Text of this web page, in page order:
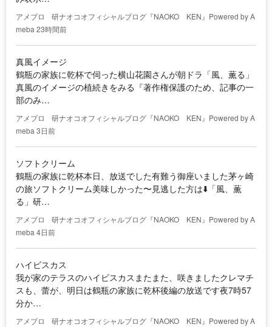
アメブロ
研ナオコオフィシャルブログ『NAOKO KEN』Powered by A
meba 23時間前
真風イメージ
鶴瓶の家族に乾杯で伺った横山花園さんが朝ドラ「風、薫る」
真風のイメージの植続きをみる『著作権保護のため、記事の一
部のみ…
アメブロ
研ナオコオフィシャルブログ『NAOKO KEN』Powered by A
meba 3日前
ソフトクリーム
鶴瓶の家族に乾杯本日、放送でした有難う御座いました茅ヶ崎
の旅ソフトクリーム美味しかった〜見逃した方は⬇️「風、薫
る」研…
アメブロ
研ナオコオフィシャルブログ『NAOKO KEN』Powered by A
meba 4日前
ハイビスカス
我が家のテラスのハイビスカスまたまた、咲きましたクレマチ
スも、蕾が、明日は鶴瓶の家族に乾杯後編の放送です夜7時57
分か…
アメブロ
研ナオコオフィシャルブログ『NAOKO KEN』Powered by A